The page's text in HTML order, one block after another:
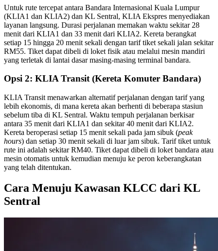
Untuk rute tercepat antara Bandara Internasional Kuala Lumpur
(KLIA1 dan KLIA2) dan KL Sentral, KLIA Ekspres menyediakan
layanan langsung. Durasi perjalanan memakan waktu sekitar 28
menit dari KLIA1 dan 33 menit dari KLIA2. Kereta berangkat
setiap 15 hingga 20 menit sekali dengan tarif tiket sekali jalan sekitar
RM55. Tiket dapat dibeli di loket fisik atau melalui mesin mandiri
yang terletak di lantai dasar masing-masing terminal bandara.
Opsi 2: KLIA Transit (Kereta Komuter Bandara)
KLIA Transit menawarkan alternatif perjalanan dengan tarif yang
lebih ekonomis, di mana kereta akan berhenti di beberapa stasiun
sebelum tiba di KL Sentral. Waktu tempuh perjalanan berkisar
antara 35 menit dari KLIA1 dan sekitar 40 menit dari KLIA2.
Kereta beroperasi setiap 15 menit sekali pada jam sibuk (peak
hours) dan setiap 30 menit sekali di luar jam sibuk. Tarif tiket untuk
rute ini adalah sekitar RM40. Tiket dapat dibeli di loket bandara atau
mesin otomatis untuk kemudian menuju ke peron keberangkatan
yang telah ditentukan.
Cara Menuju Kawasan KLCC dari KL
Sentral